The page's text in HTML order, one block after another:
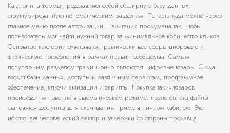
Каталог платформы представляет собой обширную базу данных,
структурированную по тематическим разделам. Попасть туда можно через
главное меню после авторизации. Навигация продумана так, чтобы
пользователь мог найти нужный товар за минимальное количество кликов.
Основные категории охватывают практически все сферы цифрового и
физического потребления в рамках правил сообщества. Самым
популярным разделом традиционно являются цифровые товары. Сюда
входят базы данных, доступы к различным сервисам, программное
обеспечение, ключи активации и скрипты. Покупка таких товаров
происходит мгновенно в автоматическом режиме: после оплаты файлы
становятся доступны для скачивания прямо в личном кабинете. Это
исключает человеческий фактор и задержки со стороны продавца.